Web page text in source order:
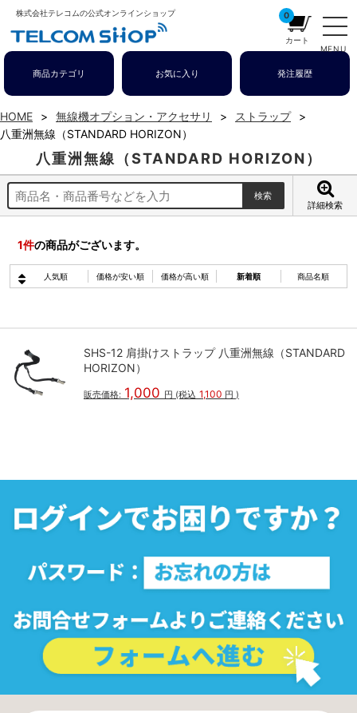
株式会社テレコムの公式オンラインショップ
MENU
0
カート
商品カテゴリ お気に入り 発注履歴
HOME 無線機オプション・アクセサリ
ストラップ
八重洲無線（STANDARD HORIZON）
八重洲無線（STANDARD HORIZON）
詳細検索
1件の商品がございます。
人気順 価格が安い順 価格が高い順 新着順 商品名順
SHS-12 肩掛けストラップ 八重洲無線（STANDARD
HORIZON）
販売価格: 1,000 円 (税込 1,100 円 )